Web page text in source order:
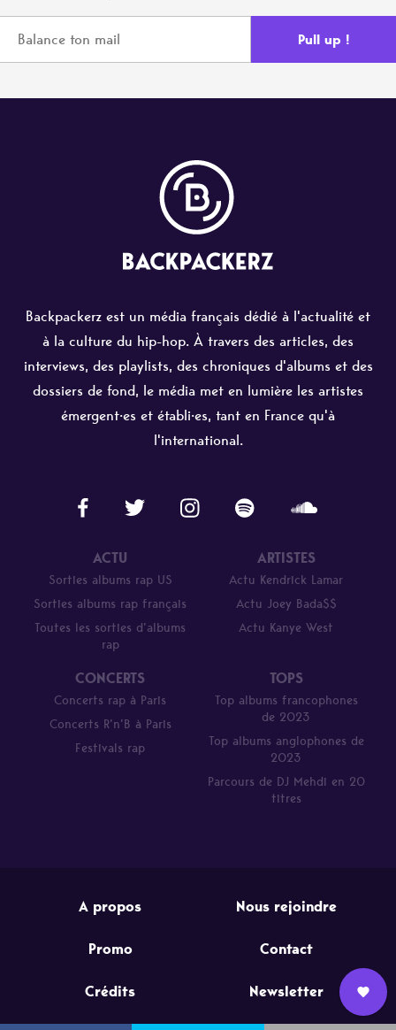
Nous
Backpackerz est un média français dédié à l'actualité et
à la culture du hip-hop. À travers des articles, des
interviews, des playlists, des chroniques d'albums et des
dossiers de fond, le média met en lumière les artistes
émergent·es et établi·es, tant en France qu'à
l'international.
ACTU
Sorties albums rap US
Sorties albums rap français
Toutes les sorties d’albums
rap
ARTISTES
Actu Kendrick Lamar
Actu Joey Bada$$
Actu Kanye West
CONCERTS
Concerts rap à Paris
Concerts R’n’B à Paris
Festivals rap
TOPS
Top albums francophones
de 2023
Top albums anglophones de
2023
Parcours de DJ Mehdi en 20
titres
A propos Nous rejoindre
Promo Contact
Crédits Newsletter